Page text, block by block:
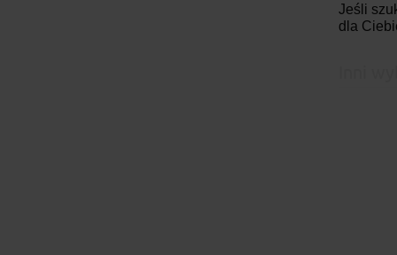
Jeśli
dla